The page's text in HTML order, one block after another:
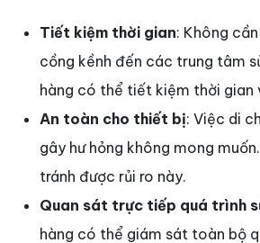
Tiết kiệm thời gian: Không
cồng kềnh đến các trung tâm
hàng có thể tiết kiệm thời gian
An toàn cho thiết bị: Việc di
gây hư hỏng không mong
tránh được rủi ro này.
Quan sát trực tiếp quá trình
hàng có thể giám sát toàn bộ